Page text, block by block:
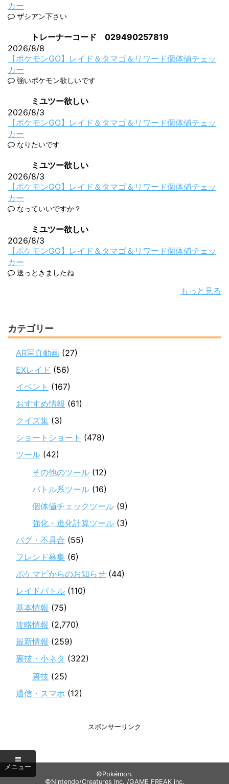
カー
ザシアン下さい
トレーナーコード 029490257819
2026/8/8
【ポケモンGO】レイド＆タマゴ＆リワード個体値チェッ
カー
強いポケモン欲しいです
ミユツー欲しい
2026/8/3
【ポケモンGO】レイド＆タマゴ＆リワード個体値チェッ
カー
なりたいです
ミユツー欲しい
2026/8/3
【ポケモンGO】レイド＆タマゴ＆リワード個体値チェッ
カー
なっていいですか？
ミユツー欲しい
2026/8/3
【ポケモンGO】レイド＆タマゴ＆リワード個体値チェッ
カー
送っときましたね
もっと見る
カテゴリー
AR写真動画 (27)
EXレイド (56)
イベント (167)
おすすめ情報 (61)
クイズ集 (3)
ショートショート (478)
ツール (42)
その他のツール (12)
バトル系ツール (16)
個体値チェックツール (9)
強化・進化計算ツール (3)
バグ・不具合 (55)
フレンド募集 (6)
ポケマピからのお知らせ (44)
レイドバトル (110)
基本情報 (75)
攻略情報 (2,770)
最新情報 (259)
裏技・小ネタ (322)
裏技 (25)
通信・スマホ (12)
スポンサーリンク
©Pokémon.
©Nintendo/Creatures Inc. /GAME FREAK inc.